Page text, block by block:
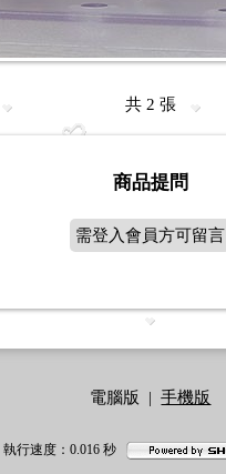
共 2 張
商品提問
需登入會員方可留言
電腦版 |手機版
執行速度 ：0.016秒